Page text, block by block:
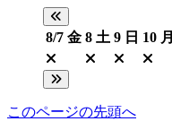
8/7 金 8 土 9 日 10 月
このページの先頭へ